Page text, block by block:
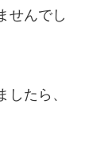
せんでし
たら、